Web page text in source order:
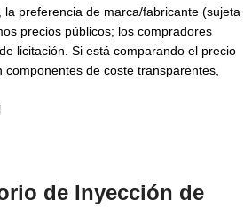
la preferencia de marca/fabricante (sujeta
precios públicos; los compradores
licitación. Si está comparando el precio
de coste transparentes,
de Inyección de